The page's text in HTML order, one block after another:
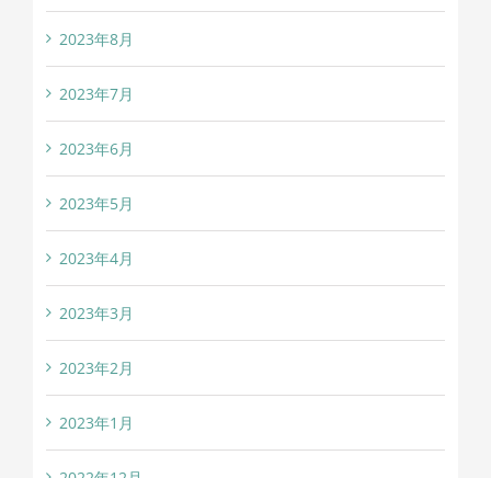
2023年8月
2023年7月
2023年6月
2023年5月
2023年4月
2023年3月
2023年2月
2023年1月